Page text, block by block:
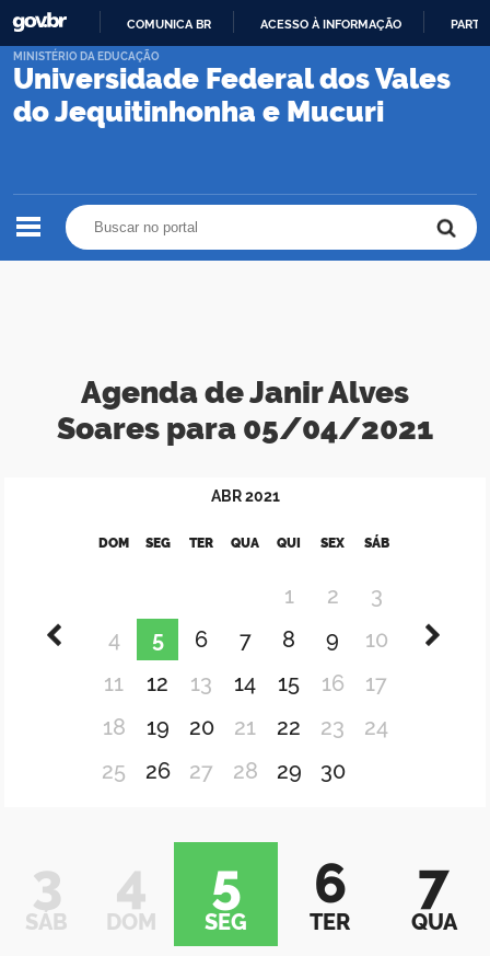
PARA
CONTEÚDO
COMUNICA BR ACESSO À INFORMAÇÃO
Universidade Federal dos Vales
do Jequitinhonha e Mucuri
MINISTÉRIO DA EDUCAÇÃO
Agenda de Janir Alves
Soares para 05/04/2021
ABR 2021
DOM SEG TER QUA QUI SEX SÁB
1 2
3
4
5 6 7 8 9
10
11
12 13 14 15 16
17
18
19 20 21 22 23
24
25
26 27 28 29 30
3
SÁB
4
DOM
5
SEG
6
TER
7
QUA